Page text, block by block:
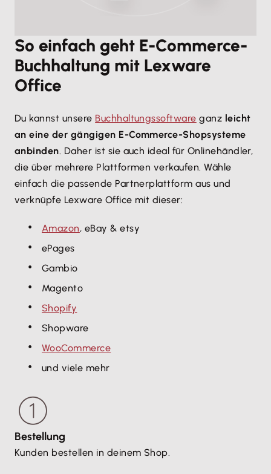
So einfach geht E-Commerce-
Buchhaltung mit Lexware
Office
Du kannst unsere Buchhaltungssoftware ganz leicht
an eine der gängigen E-Commerce-Shopsysteme
anbinden. Daher ist sie auch ideal für Onlinehändler,
die über mehrere Plattformen verkaufen. Wähle
einfach die passende Partnerplattform aus und
verknüpfe Lexware Office mit dieser:
Amazon, eBay & etsy
ePages
Gambio
Magento
Shopify
Shopware
WooCommerce
und viele mehr
Bestellung
Kunden bestellen in deinem Shop.